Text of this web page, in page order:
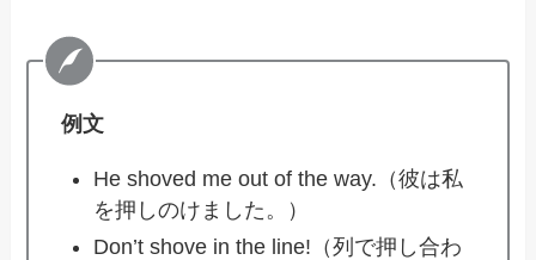
例文
He shoved me out of the way.（彼は私
を押しのけました。）
Don’t shove in the line!（列で押し合わ